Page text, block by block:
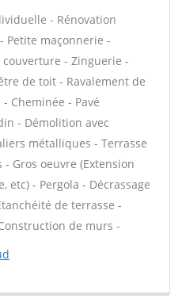
- Rénovation
Petite maçonnerie -
- Zinguerie -
de toit - Ravalement de
Cheminée - Pavé
- Démolition avec
métalliques - Terrasse
Gros oeuvre (Extension
etc) - Pergola - Décrassage
de terrasse -
de murs -